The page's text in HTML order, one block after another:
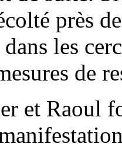
près
les
de
et Raoul